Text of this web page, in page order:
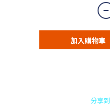
加入購物車
分享到